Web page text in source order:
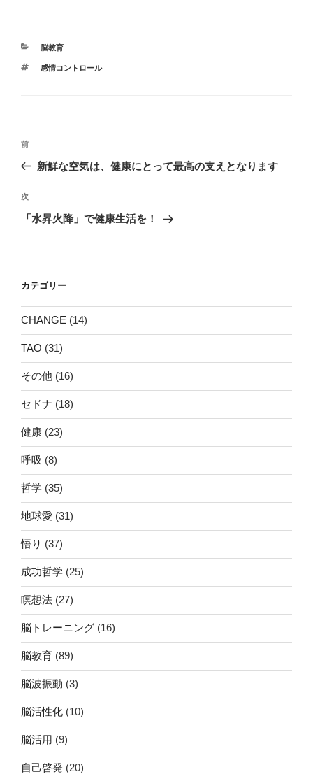
カ
ゴ
脳教育
タ
感情コントロール
投
ビ
ゲ
ン
前
の
稿
前
新鮮な空気は、健康にとって最高の支えとなります
次
の
次
「水昇火降」で健康生活を！
カテゴリー
CHANGE (14)
TAO (31)
その他 (16)
セドナ (18)
健康 (23)
呼吸 (8)
哲学 (35)
地球愛 (31)
悟り (37)
成功哲学 (25)
瞑想法 (27)
脳トレーニング (16)
脳教育 (89)
脳波振動 (3)
脳活性化 (10)
脳活用 (9)
自己啓発 (20)